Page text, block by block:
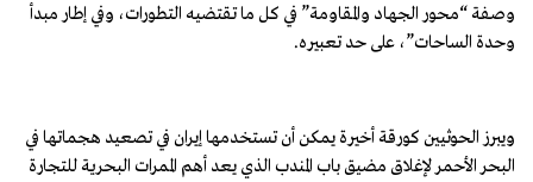
وصفة “محور الجهاد والمقاومة” في كل ما تقتضيه التطورات، وفي إطار مبدأ
وحدة الساحات”، على حد تعبيره.
ويبرز الحوثيين كورقة أخيرة يمكن أن تستخدمها إيران في تصعيد هجماتها في
البحر الأحمر لإغلاق مضيق باب المندب الذي يعد أهم الممرات البحرية للتجارة